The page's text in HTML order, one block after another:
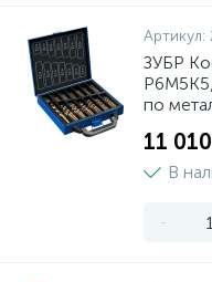
Артикул:
ЗУБР
по
11
В
-